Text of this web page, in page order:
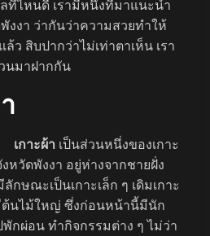
ที่ไหนดี เรามีหนึ่งที่มาแนะนำ
งงา ว่ากันว่าความสวยทำให้
ว สิบปากว่าไม่เท่าตาเห็น เรา
นมาฝากกัน
เกาะผ้า เป็นส่วนหนึ่งของเกาะ
หวัดพังงา อยู่ห่างจากชายฝั่ง
กษณะเป็นเกาะเล็ก ๆ เดิมเกาะ
ต้นไม้ใหญ่ ซึ่งก่อนหน้านี้มีนัก
กผ่อน ทำกิจกรรมต่าง ๆ ไม่ว่า